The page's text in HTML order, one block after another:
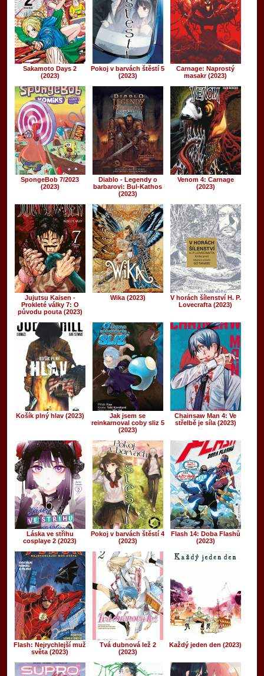
Sakamoto Days 2
(2023)
Pokoj v barvách štěstí 5
(2023)
Carnage: Naprostý
masakr (2023)
SpongeBob 7/2023
(2023)
Diablo - Legendy o
barbarovi: Bul-Kathos
(2023)
Venom 4: Carnage
(2023)
Jujutsu Kaisen -
Prokleté války 7: O
původu pouta (2023)
Wika (2023)
V horách šílenství H. P.
Lovecrafta (2023)
Košík plný hlav (2023)
Jak jsem se
reinkarnoval coby sliz 5
(2023)
Chainsaw Man 4: Ve
střelbě je síla (2023)
Láska ve střihu
cosplaye 2 (2023)
Pokoj v barvách štěstí 4
(2023)
Flash 14: Doba Flashů
(2023)
Flash: Nejrychlejší muž
světa (2023)
Tvá dubnová lež 2
(2023)
Každý jeden den (2023)